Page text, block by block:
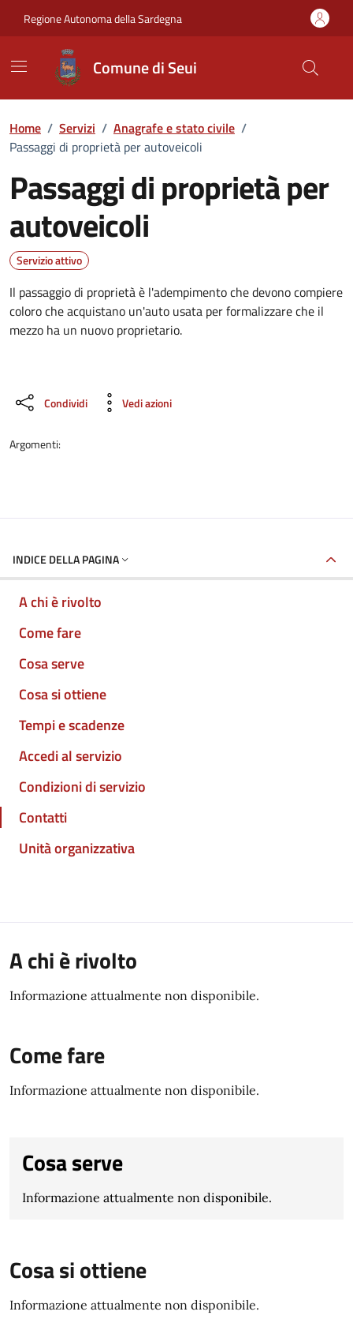
Regione Autonoma della Sardegna
Comune di Seui
Home / Servizi / Anagrafe e stato civile /
Passaggi di proprietà per autoveicoli
Passaggi di proprietà per
autoveicoli
Dettagli del servizio
Servizio attivo
Il passaggio di proprietà è l'adempimento che devono compiere
coloro che acquistano un'auto usata per formalizzare che il
mezzo ha un nuovo proprietario.
Condividi Vedi azioni
Argomenti:
INDICE DELLA PAGINA
A chi è rivolto
Come fare
Cosa serve
Cosa si ottiene
Tempi e scadenze
Accedi al servizio
Condizioni di servizio
Contatti
Unità organizzativa
A chi è rivolto
Informazione attualmente non disponibile.
Come fare
Informazione attualmente non disponibile.
Cosa serve
Informazione attualmente non disponibile.
Cosa si ottiene
Informazione attualmente non disponibile.